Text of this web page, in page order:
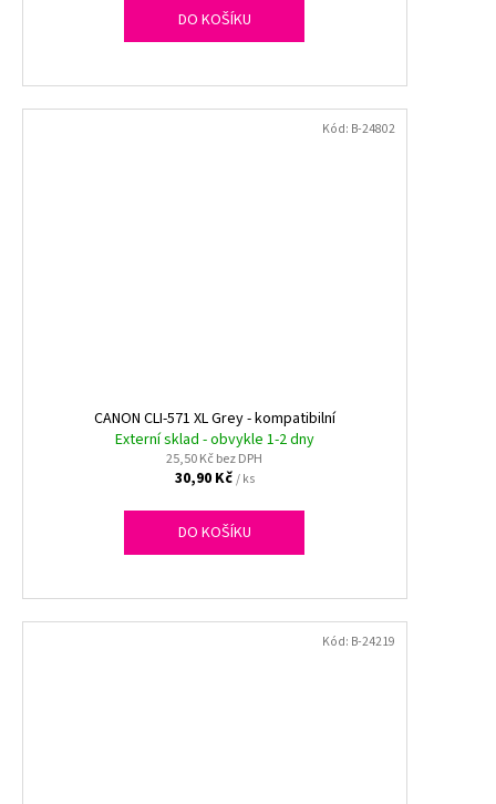
DO KOŠÍKU
CANON CLI-571 XL Grey - kompatibilní
Externí sklad - obvykle 1-2 dny
25,50 Kč bez DPH
30,90 Kč/ ks
DO KOŠÍKU
Kód: B-24802
Kód: B-24219